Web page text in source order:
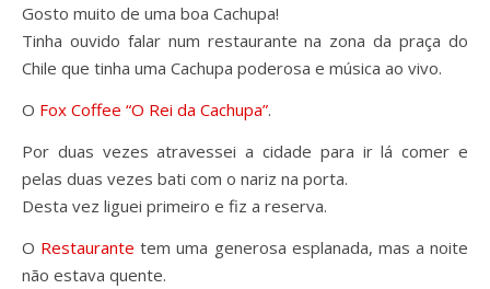
Gosto muito de uma boa Cachupa!
Tinha ouvido falar num restaurante na zona da praça do
Chile que tinha uma Cachupa poderosa e música ao vivo.
O Fox Coffee “O Rei da Cachupa”.
Por duas vezes atravessei a cidade para ir lá comer e
pelas duas vezes bati com o nariz na porta.
Desta vez liguei primeiro e fiz a reserva.
O Restaurante tem uma generosa esplanada, mas a noite
não estava quente.